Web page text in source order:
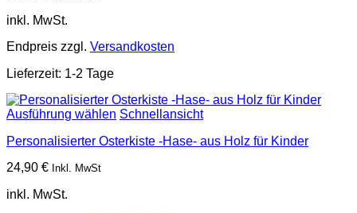
inkl. MwSt.
Endpreis zzgl. Versandkosten
Lieferzeit: 1-2 Tage
Ausführung wählen Schnellansicht
Personalisierter Osterkiste -Hase- aus Holz für Kinder
24,90 € Inkl. MwSt
inkl. MwSt.